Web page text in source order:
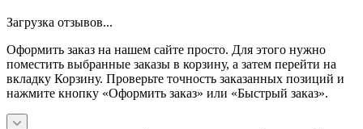
Загрузка отзывов...
Оформить заказ на нашем сайте просто. Для этого нужно
поместить выбранные заказы в корзину, а затем перейти на
вкладку Корзину. Проверьте точность заказанных позиций и
нажмите кнопку «Оформить заказ» или «Быстрый заказ».